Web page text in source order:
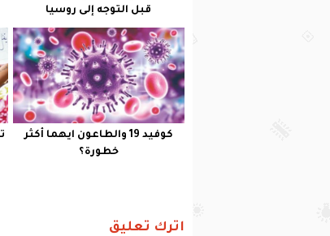
قبل التوجه إلى روسيا
كوفيد 19 والطاعون ايهما أكثر
خطورة؟
اترك تعليق